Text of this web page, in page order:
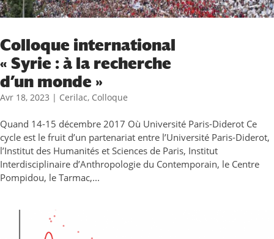
Colloque international
« Syrie : à la recherche
d’un monde »
Avr 18, 2023 | Cerilac, Colloque
Quand 14-15 décembre 2017 Où Université Paris-Diderot Ce
cycle est le fruit d’un partenariat entre l’Université Paris-Diderot,
l’Institut des Humanités et Sciences de Paris, Institut
Interdisciplinaire d’Anthropologie du Contemporain, le Centre
Pompidou, le Tarmac,...